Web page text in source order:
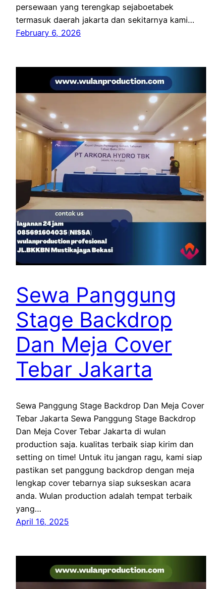
persewaan yang terengkap sejaboetabek
termasuk daerah jakarta dan sekitarnya kami…
February 6, 2026
Sewa Panggung
Stage Backdrop
Dan Meja Cover
Tebar Jakarta
Sewa Panggung Stage Backdrop Dan Meja Cover
Tebar Jakarta Sewa Panggung Stage Backdrop
Dan Meja Cover Tebar Jakarta di wulan
production saja. kualitas terbaik siap kirim dan
setting on time! Untuk itu jangan ragu, kami siap
pastikan set panggung backdrop dengan meja
lengkap cover tebarnya siap sukseskan acara
anda. Wulan production adalah tempat terbaik
yang…
April 16, 2025